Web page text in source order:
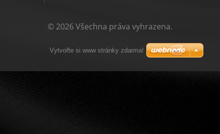
© 2026 Všechna práva vyhrazena.
Vytvořte si www stránky zdarma!